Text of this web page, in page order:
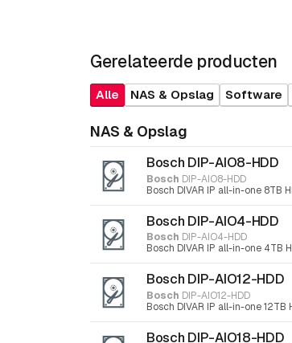
Gerelateerde producten
Alle NAS & Opslag Software
NAS & Opslag
Bosch DIP-AIO8-HDD
Bosch DIP-AIO8-HDD
Bosch DIVAR IP all-in-one 8TB
Bosch DIP-AIO4-HDD
Bosch DIP-AIO4-HDD
Bosch DIVAR IP all-in-one 4TB
Bosch DIP-AIO12-HDD
Bosch DIP-AIO12-HDD
Bosch DIVAR IP all-in-one 12TB
Bosch DIP-AIO18-HDD